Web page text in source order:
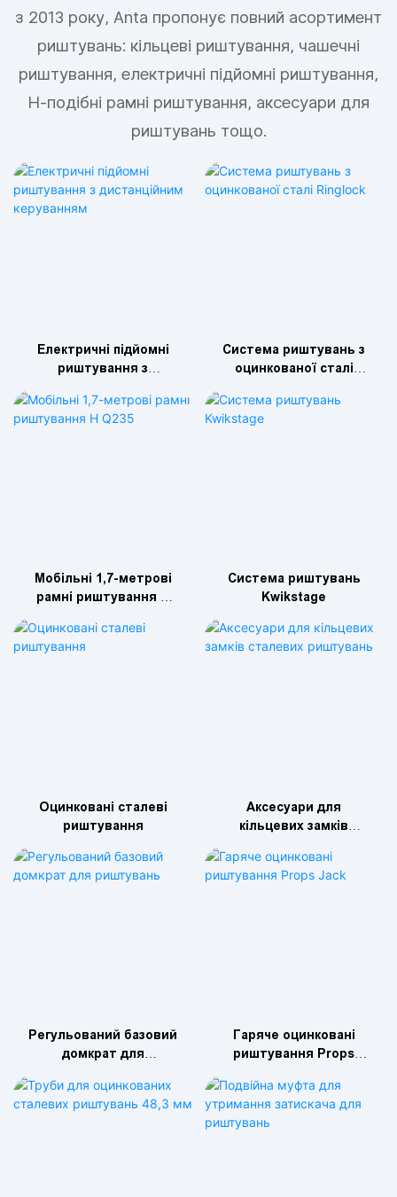
з 2013 року, Anta пропонує повний асортимент
риштувань: кільцеві риштування, чашечні
риштування, електричні підйомні риштування,
H-подібні рамні риштування, аксесуари для
риштувань тощо.
Електричні підйомні
риштування з
керуванням
Система риштувань з
оцинкованої сталі
Мобільні 1,7-метрові
рамні риштування H
Система риштувань
Kwikstage
Оцинковані сталеві
риштування
Аксесуари для
кільцевих замків
Регульований базовий
домкрат для
Гаряче оцинковані
риштування Props